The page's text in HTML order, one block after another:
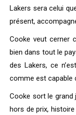
Lakers sera celui
présent,
Cooke veut cerner
bien dans tout le
des Lakers, ce
comme est capable
Cooke sort le grand
hors de prix,